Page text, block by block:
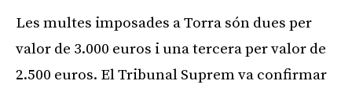
Les multes imposades a Torra són dues per
valor de 3.000 euros i una tercera per valor de
2.500 euros. El Tribunal Suprem va confirmar